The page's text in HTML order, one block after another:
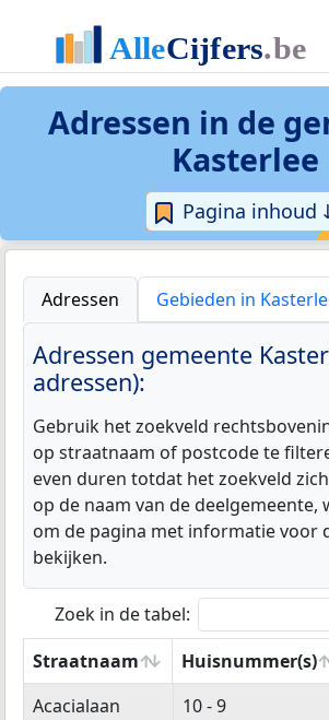
Adressen in de
Kasterlee
Pagina inhoud
Adressen Gebieden in
Adressen gemeente
adressen):
Gebruik het zoekveld
op straatnaam of postcode te
even duren totdat het zoekveld
op de naam van de
om de pagina met informatie voor
bekijken.
Zoek in de tabel:
Straatnaam
Huisnummer(s)
Straatnaam
Huisnummer(s)
Acacialaan 10 - 9